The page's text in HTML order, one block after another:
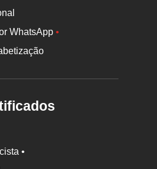
WhatsApp•
•